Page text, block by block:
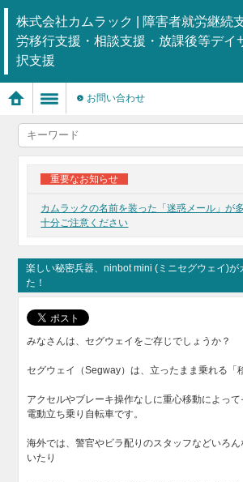
株式会社カムラック | 障害者就労継続
労移行支援・相談支援・放課後等デイ
択支援
お問い合わせ
重要なお知らせ
カムラックの名前を装った「迷惑メール」が
十分ご注意ください
楽しい秘密兵器、ninbot mini (ミニセグウェイ)が
た！
みなさんは、セグウェイをご存じでしょうか？
セグウェイ（Segway）は、立ったまま乗れる「
アクセルやブレーキ操作なしに重心移動によっ
電動立ち乗り自転車です。
海外では、警官やビラ配りのスタッフなどいろ
いたり